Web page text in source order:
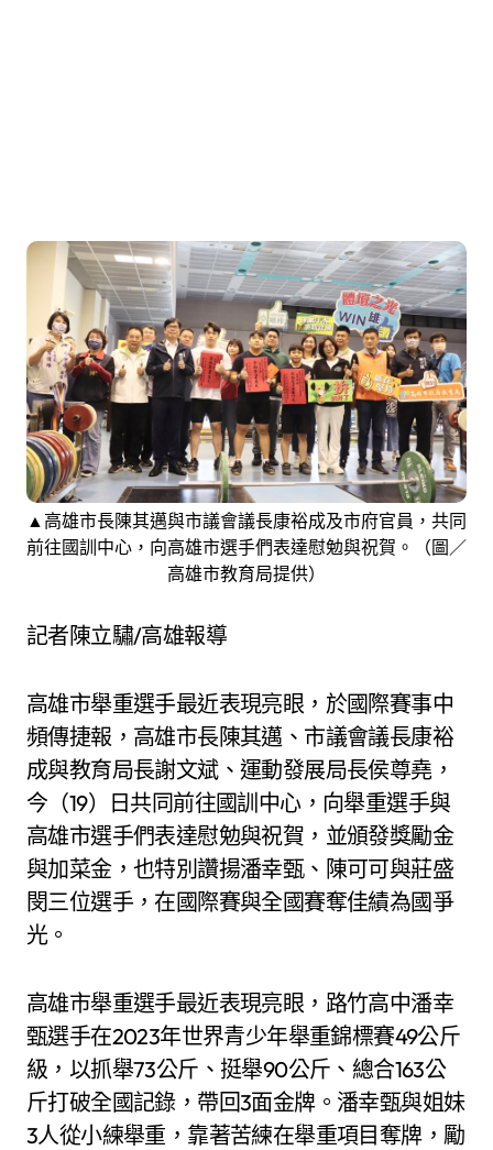
▲高雄市長陳其邁與市議會議長康裕成及市府官員，共同
前往國訓中心，向高雄市選手們表達慰勉與祝賀。（圖／
高雄市教育局提供）
記者陳立驌/高雄報導
高雄市舉重選手最近表現亮眼，於國際賽事中
頻傳捷報，高雄市長陳其邁、市議會議長康裕
成與教育局長謝文斌、運動發展局長侯尊堯，
今（19）日共同前往國訓中心，向舉重選手與
高雄市選手們表達慰勉與祝賀，並頒發獎勵金
與加菜金，也特別讚揚潘幸甄、陳可可與莊盛
閔三位選手，在國際賽與全國賽奪佳績為國爭
光。
高雄市舉重選手最近表現亮眼，路竹高中潘幸
甄選手在2023年世界青少年舉重錦標賽49公斤
級，以抓舉73公斤、挺舉90公斤、總合163公
斤打破全國記錄，帶回3面金牌。潘幸甄與姐妹
3人從小練舉重，靠著苦練在舉重項目奪牌，勵